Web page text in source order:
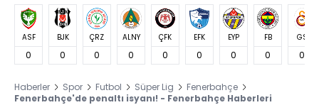
ASF
0
BJK
0
ÇRZ
0
ALNY
0
ÇFK
0
EFK
0
EYP
0
FB
0
GS
0
Haberler Spor Futbol Süper Lig
Fenerbahçe
Fenerbahçe'de penaltı isyanı! - Fenerbahçe Haberleri